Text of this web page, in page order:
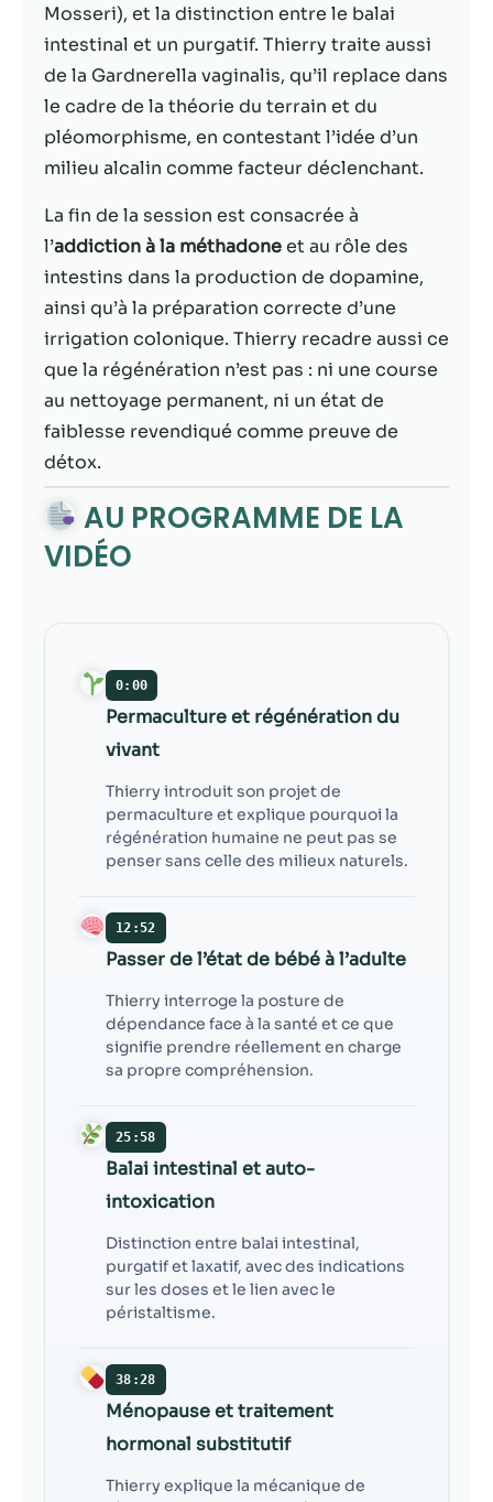
Mosseri), et la distinction entre le balai
intestinal et un purgatif. Thierry traite aussi
de la Gardnerella vaginalis, qu’il replace dans
le cadre de la théorie du terrain et du
pléomorphisme, en contestant l’idée d’un
milieu alcalin comme facteur déclenchant.
La fin de la session est consacrée à
l’addiction à la méthadoneet au rôle des
intestins dans la production de dopamine,
ainsi qu’à la préparation correcte d’une
irrigation colonique. Thierry recadre aussi ce
que la régénération n’est pas : ni une course
au nettoyage permanent, ni un état de
faiblesse revendiqué comme preuve de
détox.
AU PROGRAMME DE LA
VIDÉO
0:00
Permaculture et régénération du
vivant
Thierry introduit son projet de
permaculture et explique pourquoi la
régénération humaine ne peut pas se
penser sans celle des milieux naturels.
12:52
Passer de l’état de bébé à l’adulte
Thierry interroge la posture de
dépendance face à la santé et ce que
signifie prendre réellement en charge
sa propre compréhension.
25:58
Balai intestinal et auto-
intoxication
Distinction entre balai intestinal,
purgatif et laxatif, avec des indications
sur les doses et le lien avec le
péristaltisme.
38:28
Ménopause et traitement
hormonal substitutif
Thierry explique la mécanique de
possible lors
de votre visite.
Si vous refusez
ces cookies,
certaines
fonctionnalités
disparaîtront
En partageant
votre intérêt et
votre
comportement
lorsque vous
visitez notre
site, vous
augmentez les
voir du
contenu et des